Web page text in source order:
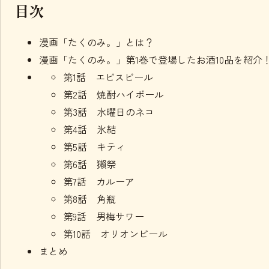
目次
漫画「たくのみ。」とは？
漫画「たくのみ。」第1巻で登場したお酒10品を紹介
第1話 エビスビール
第2話 焼酎ハイボール
第3話 水曜日のネコ
第4話 氷結
第5話 キティ
第6話 獺祭
第7話 カルーア
第8話 角瓶
第9話 男梅サワー
第10話 オリオンビール
まとめ